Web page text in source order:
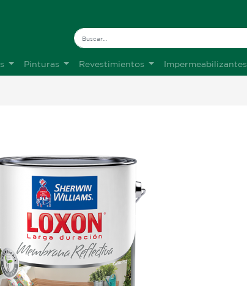
Pinturas Revestimientos Impermeabilizantes